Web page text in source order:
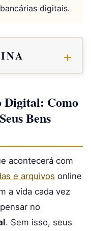
digitais.
Digital: Como
Bens
acontecerá com
e arquivos online
a vida cada vez
no
. Sem isso, seus